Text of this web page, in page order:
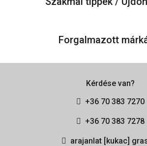
Forgalmazott
Kérdése van?
+36 70 383 7270
+36 70 383 7278
arajanlat [kukac]